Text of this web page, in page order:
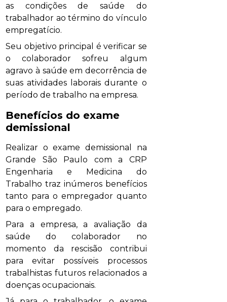
as condições de saúde do
trabalhador ao término do vínculo
empregatício.
Seu objetivo principal é verificar se
o colaborador sofreu algum
agravo à saúde em decorrência de
suas atividades laborais durante o
período de trabalho na empresa.
Benefícios do exame
demissional
Realizar o exame demissional na
Grande São Paulo com a CRP
Engenharia e Medicina do
Trabalho traz inúmeros benefícios
tanto para o empregador quanto
para o empregado.
Para a empresa, a avaliação da
saúde do colaborador no
momento da rescisão contribui
para evitar possíveis processos
trabalhistas futuros relacionados a
doenças ocupacionais.